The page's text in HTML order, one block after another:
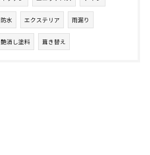
防水 エクステリア 雨漏り
艶消し塗料 葺き替え